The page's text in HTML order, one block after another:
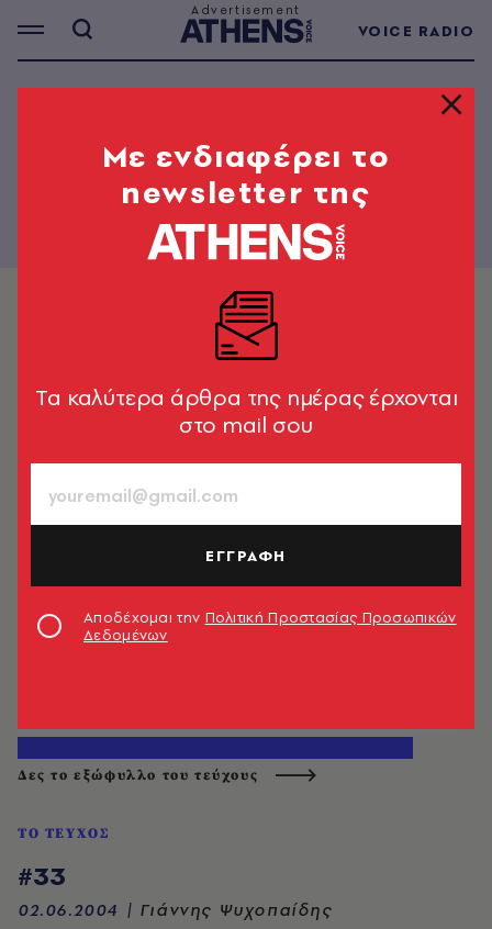
VOICE RADIO
PAPER - 33
Δες το εξώφυλλο του τεύχους
ΤΟ ΤΕΥΧΟΣ
#33
02.06.2004 | Γιάννης Ψυχοπαίδης
Mε ενδιαφέρει το
newsletter της
Tα καλύτερα άρθρα της ημέρας έρχονται
στο mail σου
ΕΓΓΡΑΦΗ
Αποδέχομαι την Πολιτική Προστασίας Προσωπικών
Δεδομένων